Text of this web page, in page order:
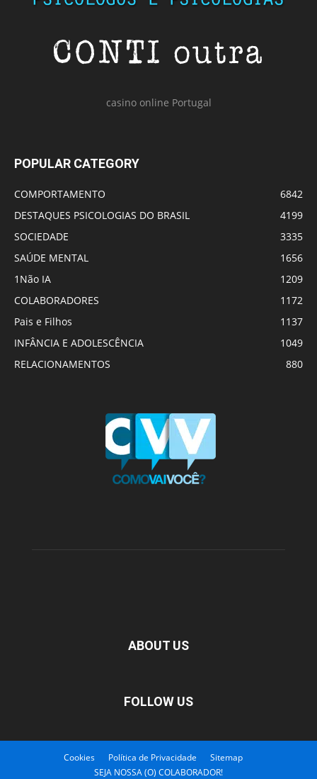
casino online Portugal
POPULAR CATEGORY
COMPORTAMENTO
6842
DESTAQUES PSICOLOGIAS DO BRASIL
4199
SOCIEDADE
3335
SAÚDE MENTAL
1656
1Não IA
1209
COLABORADORES
1172
Pais e Filhos
1137
INFÂNCIA E ADOLESCÊNCIA
1049
RELACIONAMENTOS
880
ABOUT US
FOLLOW US
Cookies Política de Privacidade
Sitemap
SEJA NOSSA (O) COLABORADOR!